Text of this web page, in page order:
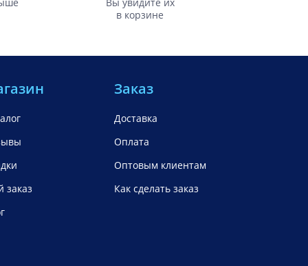
в корзине
заказ
Заказ
Доставка
Оплата
Оптовым клиентам
Как сделать заказ